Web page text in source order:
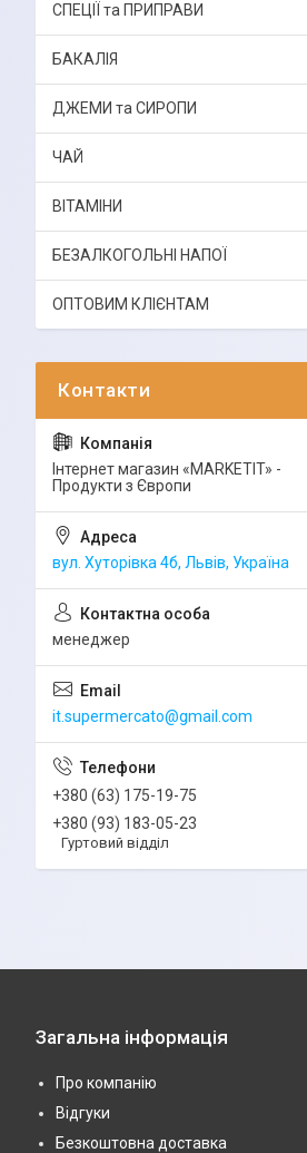
СПЕЦІЇ та ПРИПРАВИ
БАКАЛІЯ
ДЖЕМИ та СИРОПИ
ЧАЙ
ВІТАМІНИ
БЕЗАЛКОГОЛЬНІ НАПОЇ
ОПТОВИМ КЛІЄНТАМ
Інтернет магазин «MARKETIT» -
Продукти з Європи
вул. Хуторівка 4б, Львів, Україна
менеджер
it.supermercato@gmail.com
+380 (63) 175-19-75
+380 (93) 183-05-23
Гуртовий відділ
Загальна інформація
Про компанію
Відгуки
Безкоштовна доставка